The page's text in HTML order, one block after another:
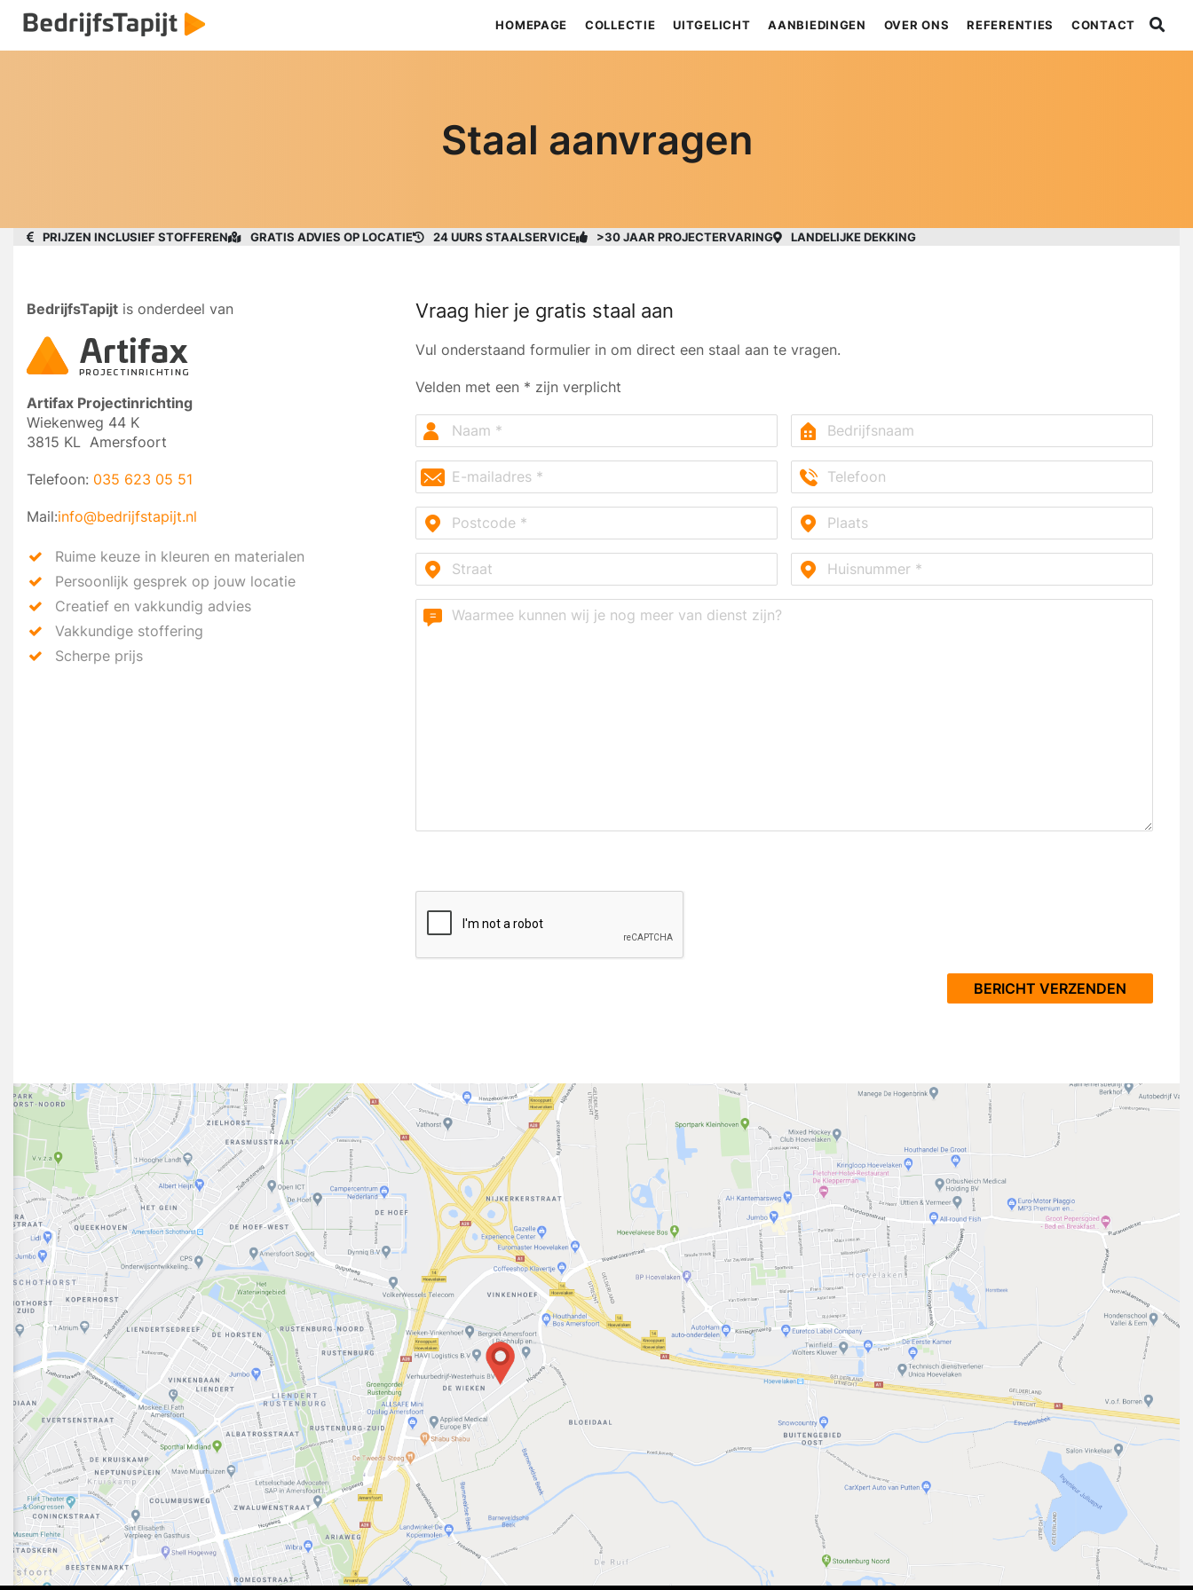
HOMEPAGE COLLECTIE UITGELICHT AANBIEDINGEN OVER ONS REFERENTIES CONTACT
Staal aanvragen
PRIJZEN INCLUSIEF STOFFEREN GRATIS ADVIES OP LOCATIE 24 UURS STAALSERVICE >30 JAAR PROJECTERVARING LANDELIJKE DEKKING
Vraag hier je gratis staal aan
Vul onderstaand formulier in om direct een staal aan te vragen.
Velden met een * zijn verplicht
BERICHT VERZENDEN
BedrijfsTapijt is onderdeel van
Artifax Projectinrichting
Wiekenweg 44 K
3815 KL Amersfoort
Telefoon: 035 623 05 51
Mail:info@bedrijfstapijt.nl
Ruime keuze in kleuren en materialen
Persoonlijk gesprek op jouw locatie
Creatief en vakkundig advies
Vakkundige stoffering
Scherpe prijs